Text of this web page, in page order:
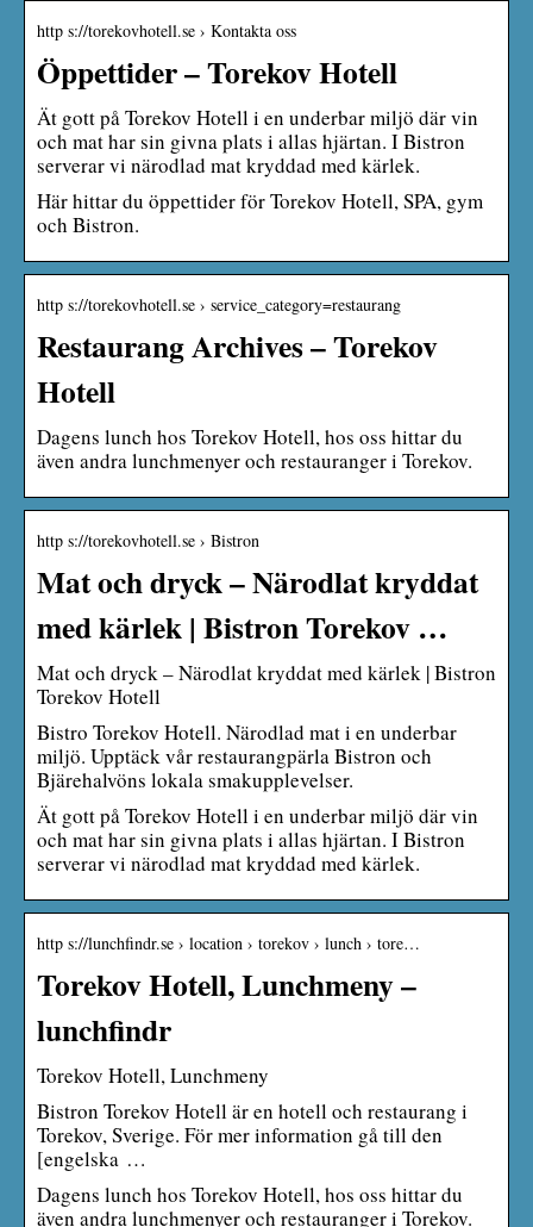
http s://torekovhotell.se › Kontakta oss
Öppettider – Torekov Hotell
Ät gott på Torekov Hotell i en underbar miljö där vin
och mat har sin givna plats i allas hjärtan. I Bistron
serverar vi närodlad mat kryddad med kärlek.
Här hittar du öppettider för Torekov Hotell, SPA, gym
och Bistron.
http s://torekovhotell.se › service_category=restaurang
Restaurang Archives – Torekov
Hotell
Dagens lunch hos Torekov Hotell, hos oss hittar du
även andra lunchmenyer och restauranger i Torekov.
http s://torekovhotell.se › Bistron
Mat och dryck – Närodlat kryddat
med kärlek | Bistron Torekov …
Mat och dryck – Närodlat kryddat med kärlek | Bistron
Torekov Hotell
Bistro Torekov Hotell. Närodlad mat i en underbar
miljö. Upptäck vår restaurangpärla Bistron och
Bjärehalvöns lokala smakupplevelser.
Ät gott på Torekov Hotell i en underbar miljö där vin
och mat har sin givna plats i allas hjärtan. I Bistron
serverar vi närodlad mat kryddad med kärlek.
http s://lunchfindr.se › location › torekov › lunch › tore…
Torekov Hotell, Lunchmeny –
lunchfindr
Torekov Hotell, Lunchmeny
Bistron Torekov Hotell är en hotell och restaurang i
Torekov, Sverige. För mer information gå till den
[engelska …
Dagens lunch hos Torekov Hotell, hos oss hittar du
även andra lunchmenyer och restauranger i Torekov.